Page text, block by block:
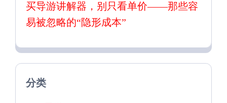
买导游讲解器，别只看单价——那些容
易被忽略的“隐形成本”
分类